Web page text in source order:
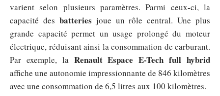
varient selon plusieurs paramètres. Parmi ceux-ci, la
capacité des batteries joue un rôle central. Une plus
grande capacité permet un usage prolongé du moteur
électrique, réduisant ainsi la consommation de carburant.
Par exemple, la Renault Espace E-Tech full hybrid
affiche une autonomie impressionnante de 846 kilomètres
avec une consommation de 6,5 litres aux 100 kilomètres.